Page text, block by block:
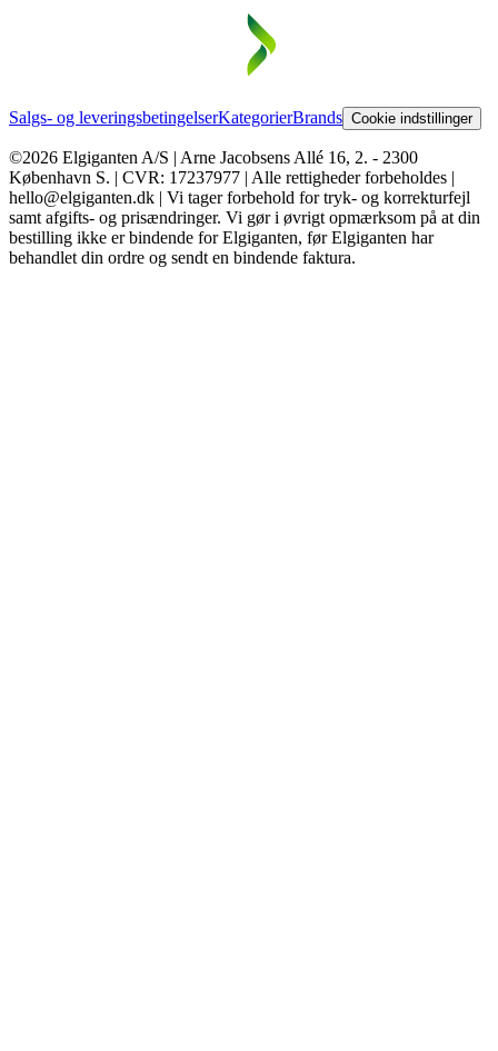
Salgs- og leveringsbetingelserKategorierBrands Cookie indstillinger
©2026 Elgiganten A/S | Arne Jacobsens Allé 16, 2. - 2300
København S. | CVR: 17237977 | Alle rettigheder forbeholdes |
hello@elgiganten.dk | Vi tager forbehold for tryk- og korrekturfejl
samt afgifts- og prisændringer. Vi gør i øvrigt opmærksom på at din
bestilling ikke er bindende for Elgiganten, før Elgiganten har
behandlet din ordre og sendt en bindende faktura.